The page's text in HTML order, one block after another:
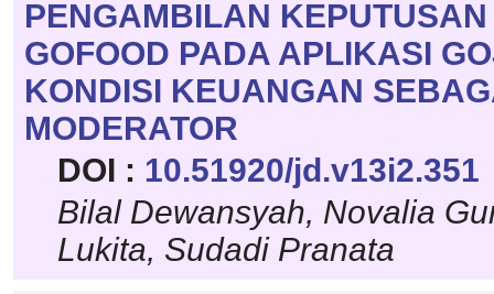
PENGAMBILAN
GOFOOD PADA APLIKASI
KONDISI KEUANGAN
MODERATOR
DOI : 10.51920/jd.v13i2.351
Bilal Dewansyah, Novalia
Lukita, Sudadi Pranata